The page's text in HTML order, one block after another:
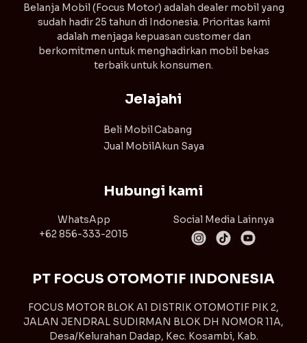
⁠Belanja Mobil (Focus Motor) adalah dealer mobil yang
sudah hadir 25 tahun di Indonesia. Prioritas kami
adalah menjaga kepuasan customer dan
berkomitmen untuk menghadirkan mobil bekas
terbaik untuk konsumen.
Jelajahi
Beli Mobil
Jual Mobil
Cabang
Akun Saya
Hubungi kami
WhatsApp
+62 856-333-2015
Social Media Lainnya
PT FOCUS OTOMOTIF INDONESIA
FOCUS MOTOR BLOK A1 DISTRIK OTOMOTIF PIK 2,
JALAN JENDRAL SUDIRMAN BLOK DH NOMOR 11A,
Desa/Kelurahan Dadap, Kec. Kosambi, Kab.